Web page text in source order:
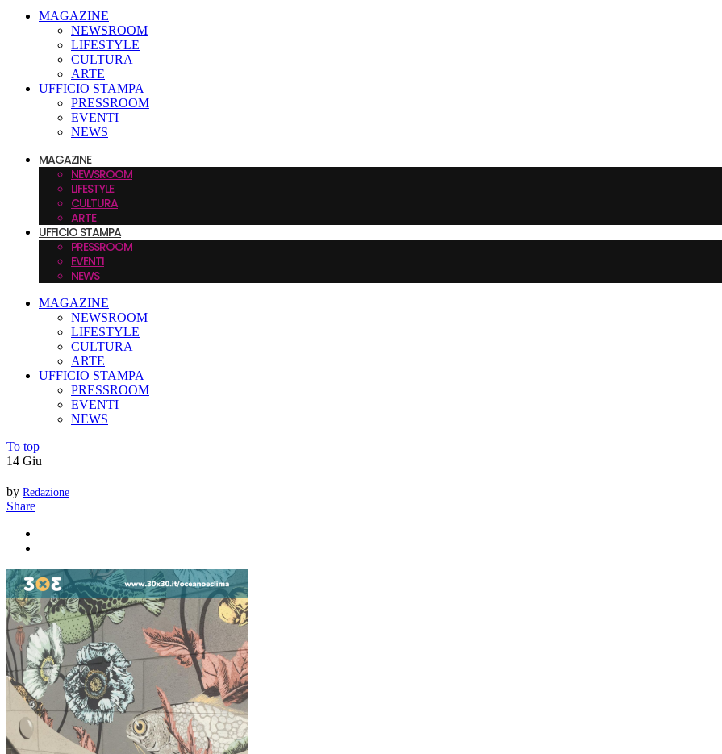
MAGAZINE
NEWSROOM
LIFESTYLE
CULTURA
ARTE
UFFICIO STAMPA
PRESSROOM
EVENTI
NEWS
MAGAZINE
NEWSROOM
LIFESTYLE
CULTURA
ARTE
UFFICIO STAMPA
PRESSROOM
EVENTI
NEWS
MAGAZINE
NEWSROOM
LIFESTYLE
CULTURA
ARTE
UFFICIO STAMPA
PRESSROOM
EVENTI
NEWS
To top
14 Giu
by Redazione
Share